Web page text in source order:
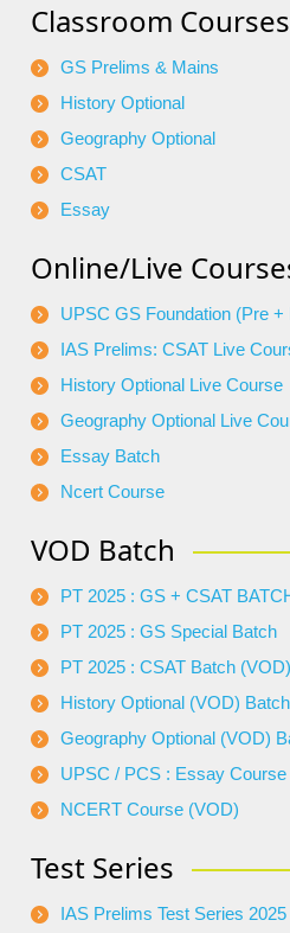
Classroom Courses
GS Prelims & Mains
History Optional
Geography Optional
CSAT
Essay
Online/Live
UPSC GS Foundation (Pre
IAS Prelims: CSAT Live
History Optional Live Course
Geography Optional Live
Essay Batch
Ncert Course
VOD Batch
PT 2025 : GS + CSAT
PT 2025 : GS Special Batch
PT 2025 : CSAT Batch (VOD)
History Optional (VOD) Batch
Geography Optional (VOD)
UPSC / PCS : Essay
NCERT Course (VOD)
Test Series
IAS Prelims Test Series 2025